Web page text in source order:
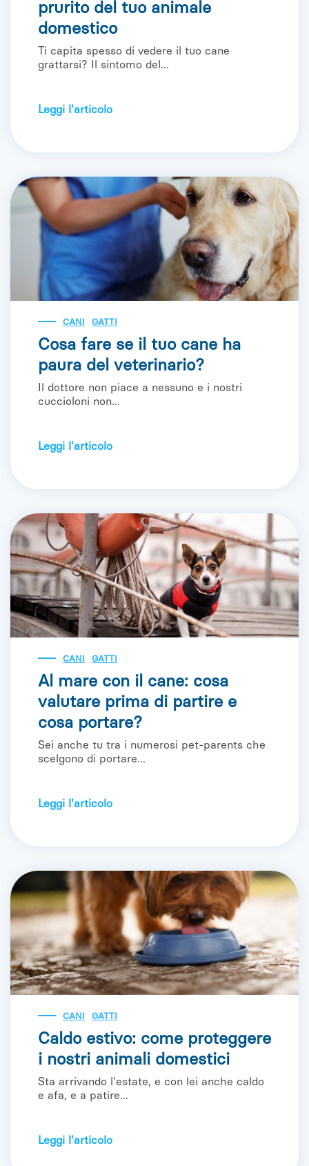
prurito del tuo animale
domestico
Ti capita spesso di vedere il tuo cane
grattarsi? Il sintomo del...
Leggi l'articolo
CANI GATTI
Cosa fare se il tuo cane ha
paura del veterinario?
Il dottore non piace a nessuno e i nostri
cuccioloni non...
Leggi l'articolo
CANI GATTI
Al mare con il cane: cosa
valutare prima di partire e
cosa portare?
Sei anche tu tra i numerosi pet-parents che
scelgono di portare...
Leggi l'articolo
CANI GATTI
Caldo estivo: come proteggere
i nostri animali domestici
Sta arrivando l'estate, e con lei anche caldo
e afa, e a patire...
Leggi l'articolo